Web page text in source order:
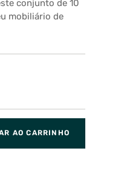
conjunto de 10
mobiliário de
AO CARRINHO